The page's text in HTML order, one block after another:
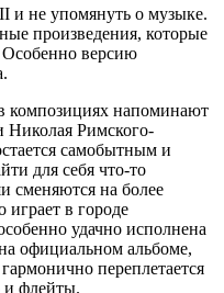
и не упомянуть о музыке.
произведения, которые
версию
композициях напоминают
Николая Римского-
самобытным и
для себя что-то
сменяются на более
в городе
удачно исполнена
официальном альбоме,
переплетается
и флейты.